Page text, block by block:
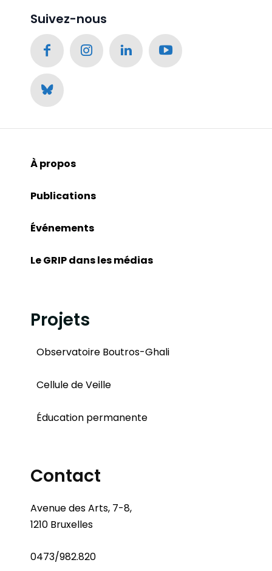
Suivez-nous
À propos
Publications
Événements
Le GRIP dans les médias
Projets
Observatoire Boutros-Ghali
Cellule de Veille
Éducation permanente
Contact
Avenue des Arts, 7-8,
1210 Bruxelles
0473/982.820